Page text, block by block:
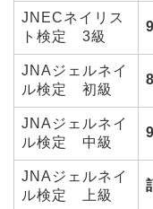
JNECネイリス
ト検定 3級
JNAジェルネイ
ル検定 初級
JNAジェルネイ
ル検定 中級
JNAジェルネイ
ル検定 上級